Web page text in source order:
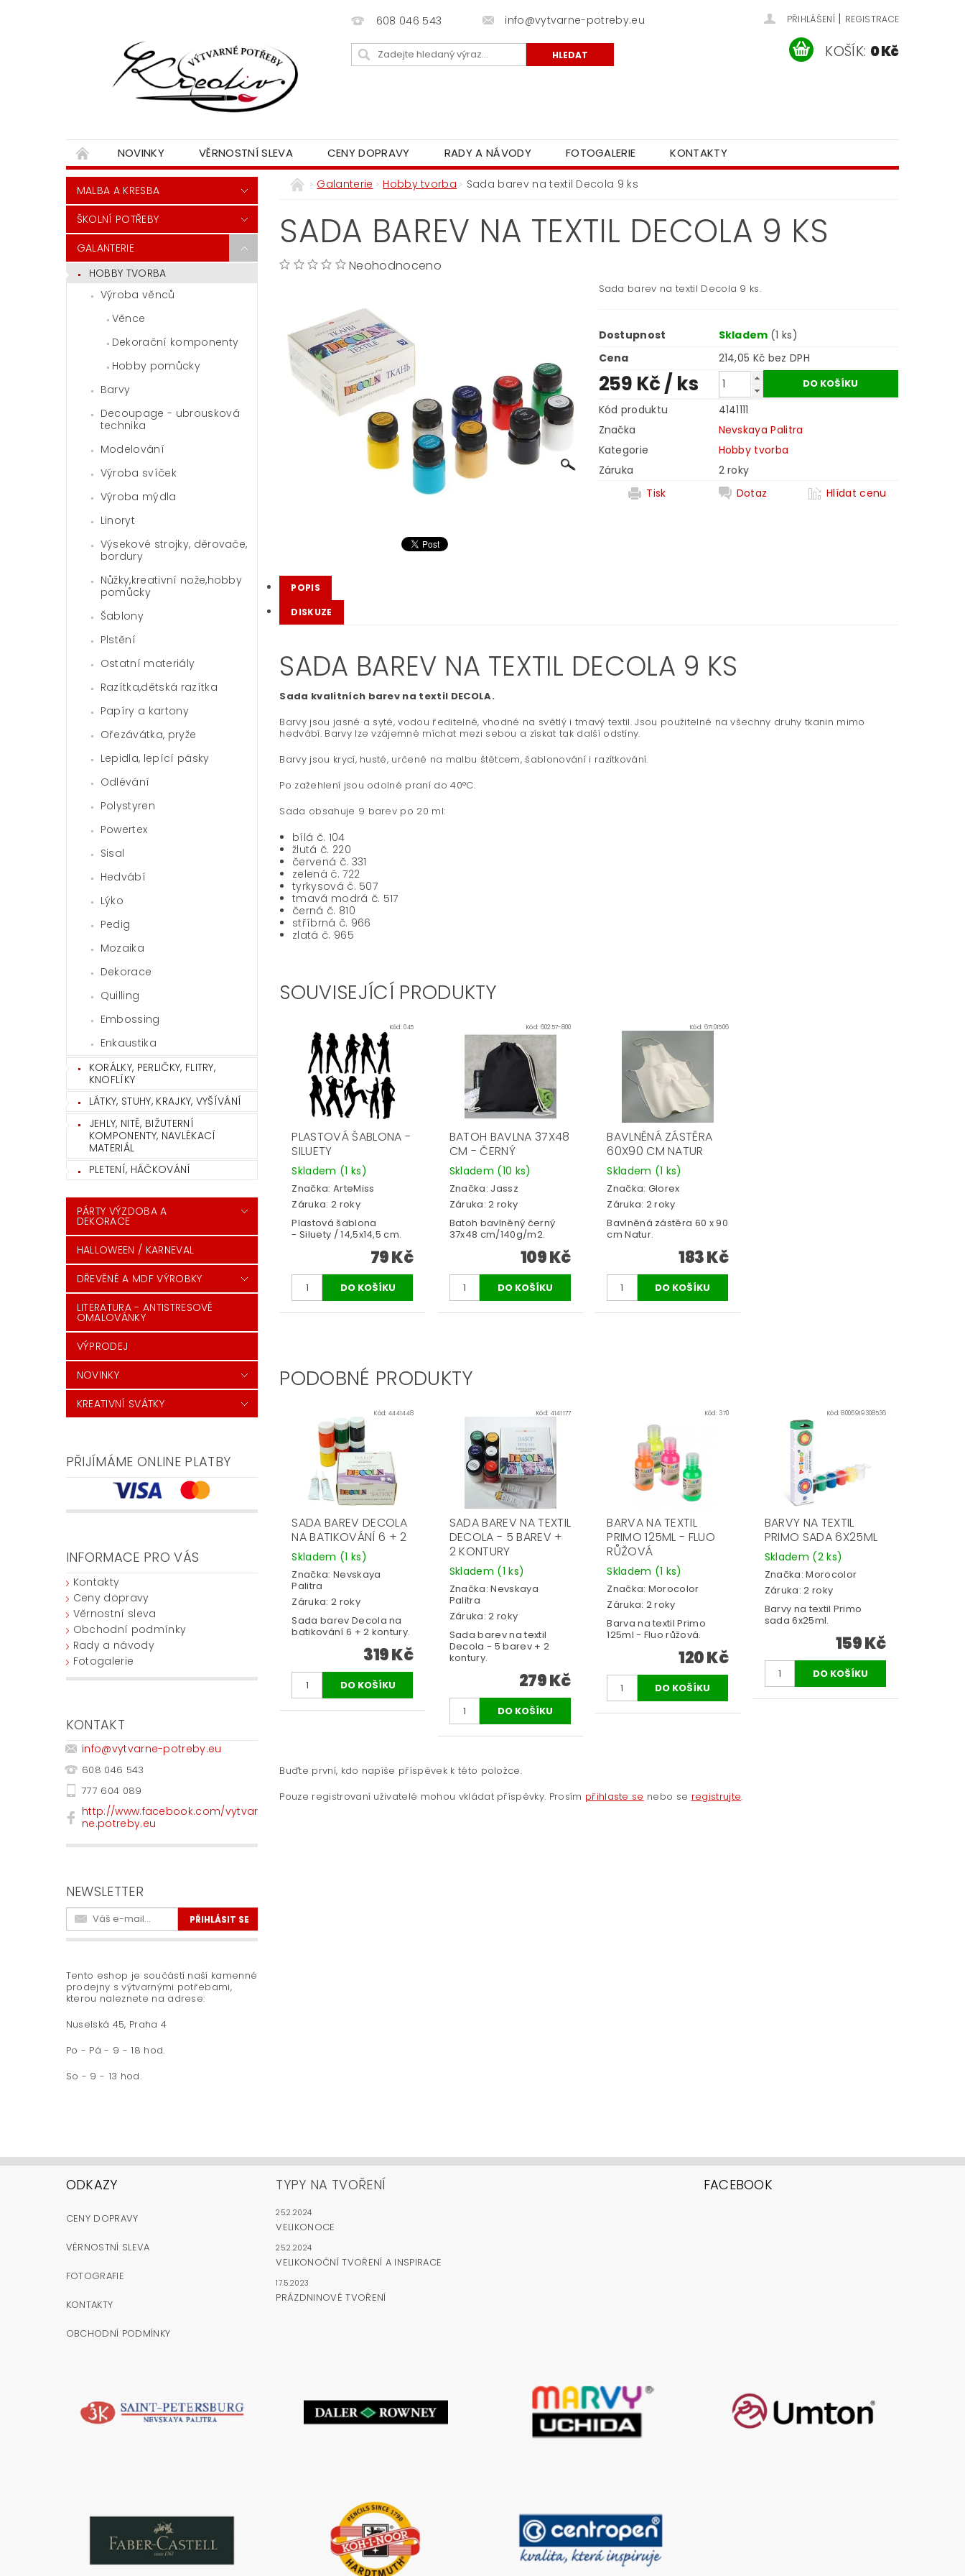
608 046 543 info@vytvarne-potreby.eu PŘIHLÁŠENÍ | REGISTRACE
KOŠÍK: 0 Kč
NOVINKY VĚRNOSTNÍ SLEVA CENY DOPRAVY RADY A NÁVODY FOTOGALERIE KONTAKTY
MALBA A KRESBA
ŠKOLNÍ POTŘEBY
GALANTERIE
HOBBY TVORBA
Výroba věnců
Věnce
Dekorační komponenty
Hobby pomůcky
Barvy
Decoupage - ubrousková
technika
Modelování
Výroba svíček
Výroba mýdla
Linoryt
Výsekové strojky, děrovače,
bordury
Nůžky,kreativní nože,hobby
pomůcky
Šablony
Plstění
Ostatní materiály
Razítka,dětská razítka
Papíry a kartony
Ořezávátka, pryže
Lepidla, lepící pásky
Odlévání
Polystyren
Powertex
Sisal
Hedvábí
Lýko
Pedig
Mozaika
Dekorace
Quilling
Embossing
Enkaustika
KORÁLKY, PERLIČKY, FLITRY,
KNOFLÍKY
LÁTKY, STUHY, KRAJKY, VYŠÍVÁNÍ
JEHLY, NITĚ, BIŽUTERNÍ
KOMPONENTY, NAVLÉKACÍ
MATERIÁL
PLETENÍ, HÁČKOVÁNÍ
PÁRTY VÝZDOBA A
DEKORACE
HALLOWEEN / KARNEVAL
DŘEVĚNÉ A MDF VÝROBKY
LITERATURA - ANTISTRESOVÉ
OMALOVÁNKY
VÝPRODEJ
NOVINKY
KREATIVNÍ SVÁTKY
PŘIJÍMÁME ONLINE PLATBY
INFORMACE PRO VÁS
Kontakty
Ceny dopravy
Věrnostní sleva
Obchodní podmínky
Rady a návody
Fotogalerie
KONTAKT
info@vytvarne-potreby.eu
608 046 543
777 604 089
http://www.facebook.com/vytvar
ne.potreby.eu
NEWSLETTER
Tento eshop je součástí naší kamenné
prodejny s výtvarnými potřebami,
kterou naleznete na adrese:
Nuselská 45, Praha 4
Po - Pá - 9 - 18 hod.
So - 9 - 13 hod.
Galanterie Hobby tvorba Sada barev na textil Decola 9 ks
SADA BAREV NA TEXTIL DECOLA 9 KS
Neohodnoceno
Sada barev na textil Decola 9 ks.
Dostupnost Skladem (1 ks)
Cena
214,05 Kč bez DPH
259 Kč/ ks
Kód produktu
4141111
Značka
Nevskaya Palitra
Kategorie
Hobby tvorba
Záruka
2 roky
Tisk
Dotaz Hlídat cenu
POPIS
DISKUZE
SADA BAREV NA TEXTIL DECOLA 9 KS
Sada kvalitních barev na textil DECOLA.
Barvy jsou jasné a syté, vodou ředitelné, vhodné na světlý i tmavý textil. Jsou použitelné na všechny druhy tkanin mimo
hedvábí. Barvy lze vzájemně míchat mezi sebou a získat tak další odstíny.
Barvy jsou krycí, husté, určené na malbu štětcem, šablonování i razítkování.
Po zažehlení jsou odolné praní do 40°C.
Sada obsahuje 9 barev po 20 ml:
bílá č. 104
žlutá č. 220
červená č. 331
zelená č. 722
tyrkysová č. 507
tmavá modrá č. 517
černá č. 810
stříbrná č. 966
zlatá č. 965
SOUVISEJÍCÍ PRODUKTY
Kód:045
PLASTOVÁ ŠABLONA -
SILUETY
Skladem (1 ks)
Značka: ArteMiss
Záruka: 2 roky
Plastová šablona
- Siluety / 14,5x14,5 cm.
79 Kč
Kód: 602.57-800
BATOH BAVLNA 37X48
CM - ČERNÝ
Skladem (10 ks)
Značka: Jassz
Záruka: 2 roky
Batoh bavlněný černý
37x48 cm/140g/m2.
109 Kč
Kód: 67101506
BAVLNĚNÁ ZÁSTĚRA
60X90 CM NATUR
Skladem (1 ks)
Značka: Glorex
Záruka: 2 roky
Bavlněná zástěra 60 x 90
cm Natur.
183 Kč
PODOBNÉ PRODUKTY
Kód:4441448
SADA BAREV DECOLA
NA BATIKOVÁNÍ 6 + 2
Skladem (1 ks)
Značka: Nevskaya
Palitra
Záruka: 2 roky
Sada barev Decola na
batikování 6 + 2 kontury.
319 Kč
Kód: 4141177
SADA BAREV NA TEXTIL
DECOLA - 5 BAREV +
2 KONTURY
Skladem (1 ks)
Značka:Nevskaya
Palitra
Záruka: 2 roky
Sada barev na textil
Decola - 5 barev + 2
kontury.
279 Kč
Kód: 370
BARVA NA TEXTIL
PRIMO 125ML - FLUO
RŮŽOVÁ
Skladem (1 ks)
Značka: Morocolor
Záruka: 2 roky
Barva na textil Primo
125ml - Fluo růžová.
120 Kč
Kód:8006919308536
BARVY NA TEXTIL
PRIMO SADA 6X25ML
Skladem (2 ks)
Značka:Morocolor
Záruka: 2 roky
Barvy na textil Primo
sada 6x25ml.
159 Kč
Buďte první, kdo napíše příspěvek k této položce.
Pouze registrovaní uživatelé mohou vkládat příspěvky. Prosím přihlaste se nebo se registrujte.
ODKAZY
CENY DOPRAVY
VĚRNOSTNÍ SLEVA
FOTOGRAFIE
KONTAKTY
OBCHODNÍ PODMÍNKY
TYPY NA TVOŘENÍ
25.2.2024
VELIKONOCE
25.2.2024
VELIKONOČNÍ TVOŘENÍ A INSPIRACE
17.5.2023
PRÁZDNINOVÉ TVOŘENÍ
FACEBOOK